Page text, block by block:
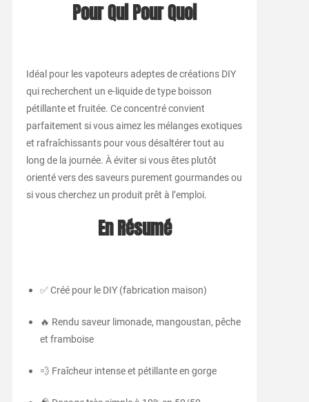
Pour Qui Pour Quoi
Idéal pour les vapoteurs adeptes de créations DIY
qui recherchent un e-liquide de type boisson
pétillante et fruitée. Ce concentré convient
parfaitement si vous aimez les mélanges exotiques
et rafraîchissants pour vous désaltérer tout au
long de la journée. À éviter si vous êtes plutôt
orienté vers des saveurs purement gourmandes ou
si vous cherchez un produit prêt à l’emploi.
En Résumé
✅ Créé pour le DIY (fabrication maison)
🔥 Rendu saveur limonade, mangoustan, pêche
et framboise
💨 Fraîcheur intense et pétillante en gorge